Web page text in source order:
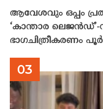
ആവേശവും ഒപ്പം
‘കാന്താര
ഭാഗചിത്രീകരണം